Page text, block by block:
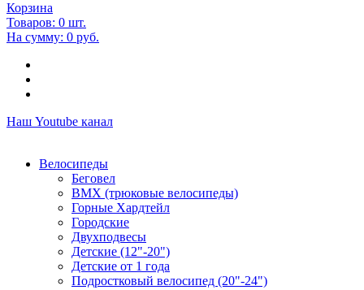
Корзина
Товаров: 0 шт.
На сумму: 0 руб.
Наш Youtube канал
Велосипеды
Беговел
ВМХ (трюковые велосипеды)
Горные Хардтейл
Городские
Двухподвесы
Детские (12"-20")
Детские от 1 года
Подростковый велосипед (20"-24")